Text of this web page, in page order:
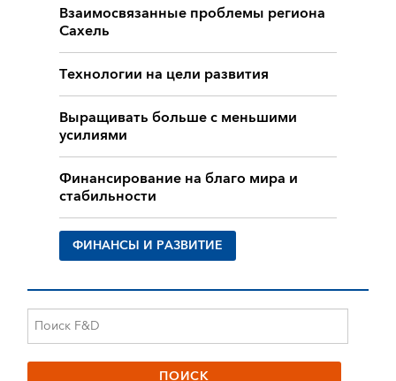
Взаимосвязанные проблемы региона
Сахель
Технологии на цели развития
Выращивать больше с меньшими
усилиями
Финансирование на благо мира и
стабильности
ФИНАНСЫ И РАЗВИТИЕ